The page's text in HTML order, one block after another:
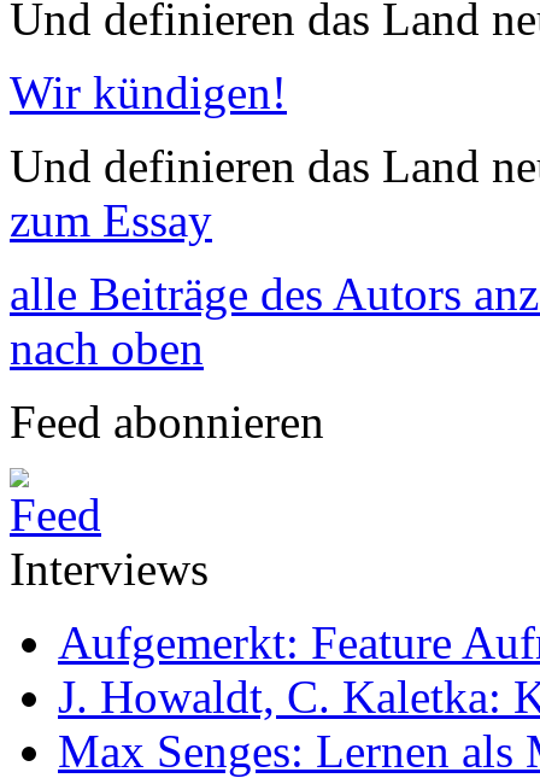
Und definieren das Land
Wir kündigen!
Und definieren das Land
zum Essay
alle Beiträge des Autors
nach oben
Feed abonnieren
Interviews
Aufgemerkt: Feature
J. Howaldt, C. Kaletka:
Max Senges: Lernen als